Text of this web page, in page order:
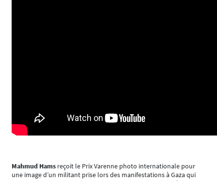
Mahmud Hams reçoit le Prix Varenne photo internationale pour
une image d’un militant prise lors des manifestations à Gaza qui